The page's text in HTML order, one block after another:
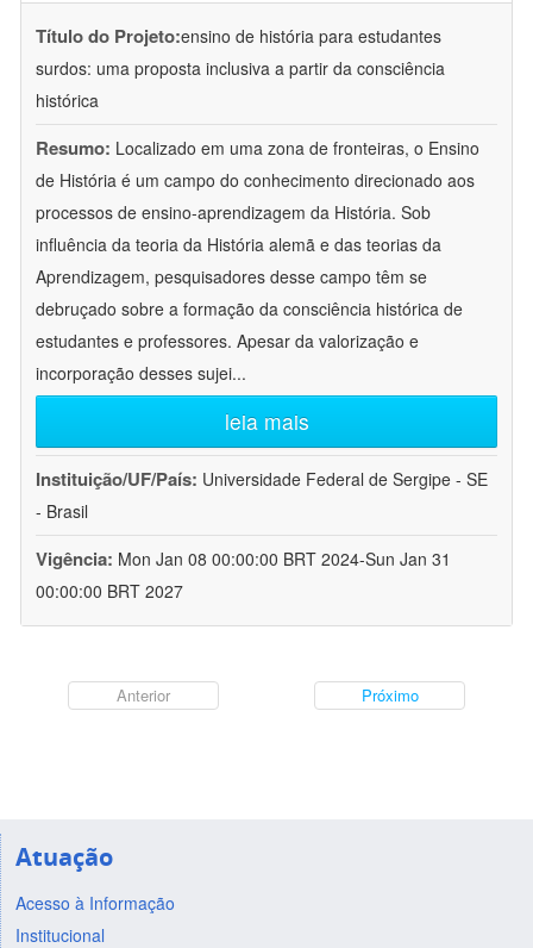
Título do Projeto:ensino de história para estudantes
surdos: uma proposta inclusiva a partir da consciência
histórica
Resumo: Localizado em uma zona de fronteiras, o Ensino
de História é um campo do conhecimento direcionado aos
processos de ensino-aprendizagem da História. Sob
influência da teoria da História alemã e das teorias da
Aprendizagem, pesquisadores desse campo têm se
debruçado sobre a formação da consciência histórica de
estudantes e professores. Apesar da valorização e
incorporação desses sujei...
leia mais
Instituição/UF/País: Universidade Federal de Sergipe - SE
- Brasil
Vigência: Mon Jan 08 00:00:00 BRT 2024-Sun Jan 31
00:00:00 BRT 2027
Anterior Próximo
Atuação
Acesso à Informação
Institucional